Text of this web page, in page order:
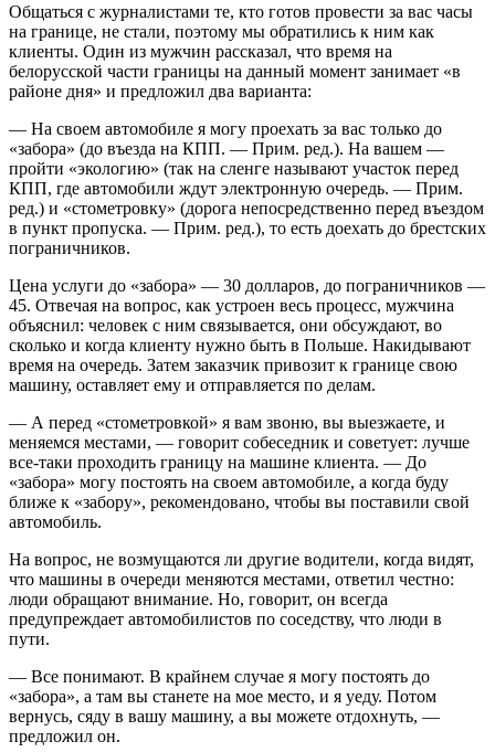
Общаться с журналистами те, кто готов провести за вас часы
на границе, не стали, поэтому мы обратились к ним как
клиенты. Один из мужчин рассказал, что время на
белорусской части границы на данный момент занимает «в
районе дня» и предложил два варианта:
— На своем автомобиле я могу проехать за вас только до
«забора» (до въезда на КПП. — Прим. ред.). На вашем —
пройти «экологию» (так на сленге называют участок перед
КПП, где автомобили ждут электронную очередь. — Прим.
ред.) и «стометровку» (дорога непосредственно перед въездом
в пункт пропуска. — Прим. ред.), то есть доехать до брестских
пограничников.
Цена услуги до «забора» — 30 долларов, до пограничников —
45. Отвечая на вопрос, как устроен весь процесс, мужчина
объяснил: человек с ним связывается, они обсуждают, во
сколько и когда клиенту нужно быть в Польше. Накидывают
время на очередь. Затем заказчик привозит к границе свою
машину, оставляет ему и отправляется по делам.
— А перед «стометровкой» я вам звоню, вы выезжаете, и
меняемся местами, — говорит собеседник и советует: лучше
все-таки проходить границу на машине клиента. — До
«забора» могу постоять на своем автомобиле, а когда буду
ближе к «забору», рекомендовано, чтобы вы поставили свой
автомобиль.
На вопрос, не возмущаются ли другие водители, когда видят,
что машины в очереди меняются местами, ответил честно:
люди обращают внимание. Но, говорит, он всегда
предупреждает автомобилистов по соседству, что люди в
пути.
— Все понимают. В крайнем случае я могу постоять до
«забора», а там вы станете на мое место, и я уеду. Потом
вернусь, сяду в вашу машину, а вы можете отдохнуть, —
предложил он.